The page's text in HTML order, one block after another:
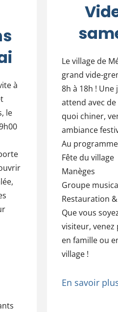
à
le
Le village de
grand vide-
8h à 18h !
attend avec
quoi chiner,
ambiance
Au
Fête du village
Manèges
Groupe
Restauration
Que vous
visiteur,
en famille ou
village !
En savoir